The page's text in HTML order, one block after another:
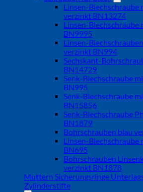
Linsen-Blechschraube
verzinkt BN13274
Linsen-Blechschraube
BN9995
Linsen-
verzinkt BN994
Sechskant-
BN14729
Senk-Blechschraube
BN995
Senk-Blechschraube
BN15856
Senk-Blechschraube
BN1879
Bohrschrauben blau
Linsen-Blechschraube
BN695
Bohrschrauben
verzinkt BN1878
Muttern Sicherungsringe
Zylinderstifte